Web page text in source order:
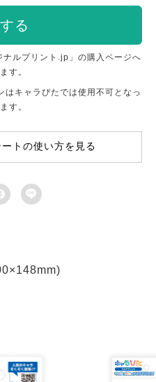
る
ルプリント.jp」の購入ページへ
す。
はキャラぴたでは使用不可となっ
す。
トの使い方を見る
